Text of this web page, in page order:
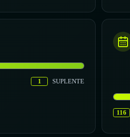
1 SUPLENTE
116